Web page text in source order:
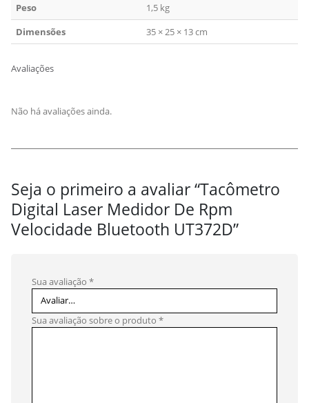
Peso
1,5 kg
Dimensões
35 × 25 × 13 cm
Avaliações
Não há avaliações ainda.
Seja o primeiro a avaliar “Tacômetro
Digital Laser Medidor De Rpm
Velocidade Bluetooth UT372D”
Sua avaliação *
Sua avaliação sobre o produto *